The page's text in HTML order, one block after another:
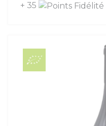
+ 35